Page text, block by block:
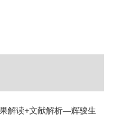
解读+文献解析—辉骏生